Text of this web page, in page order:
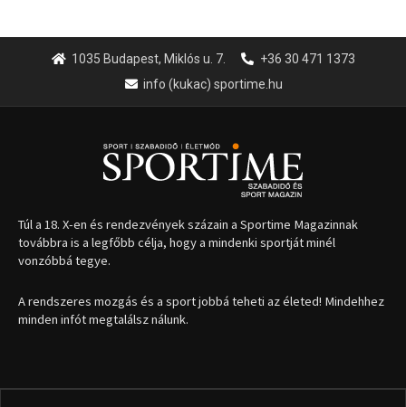
1035 Budapest, Miklós u. 7.
+36 30 471 1373
info (kukac) sportime.hu
Túl a 18. X-en és rendezvények százain a Sportime Magazinnak
továbbra is a legfőbb célja, hogy a mindenki sportját minél
vonzóbbá tegye.
A rendszeres mozgás és a sport jobbá teheti az életed! Mindehhez
minden infót megtalálsz nálunk.